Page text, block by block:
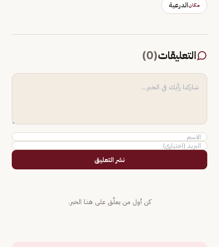
مكانالدرعية
التعليقات(
0
)
نشر التعليق
كن أول من يعلّق على هذا الخبر.